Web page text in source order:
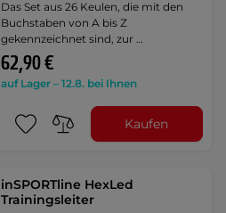
Das Set aus 26 Keulen, die mit den
Buchstaben von A bis Z
gekennzeichnet sind, zur …
62,90 €
auf Lager – 12.8. bei Ihnen
Kaufen
inSPORTline HexLed
Trainingsleiter